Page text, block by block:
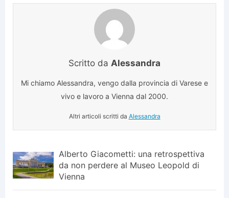
Scritto da Alessandra
Mi chiamo Alessandra, vengo dalla provincia di Varese e
vivo e lavoro a Vienna dal 2000.
Altri articoli scritti da Alessandra
Alberto Giacometti: una retrospettiva
da non perdere al Museo Leopold di
Vienna